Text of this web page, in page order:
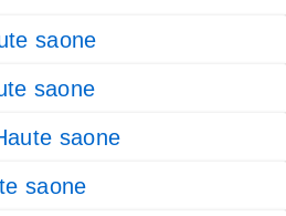
saone
saone
saone
saone